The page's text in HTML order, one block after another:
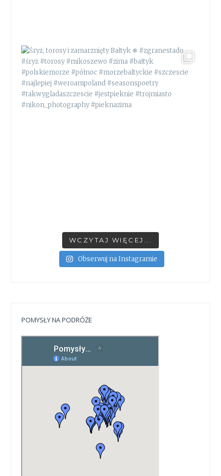
WCZYTAJ WIĘCEJ...
Obserwuj na Instagramie
POMYSŁY NA PODRÓŻE